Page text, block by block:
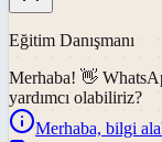
Eğitim Danışmanı
Merhaba! 👋
yardımcı olabiliriz?
Merhaba, bilgi